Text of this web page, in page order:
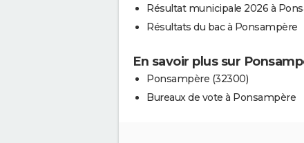
Résultat municipale 2026 à
Résultats du bac à Ponsampère
En savoir plus sur
Ponsampère (32300)
Bureaux de vote à Ponsampère